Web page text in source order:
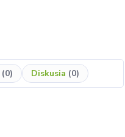
0 Diskusia 0